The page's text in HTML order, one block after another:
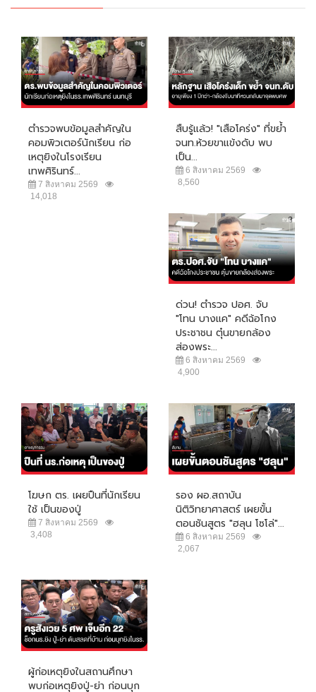
ตำรวจพบข้อมูลสำคัญใน
คอมพิวเตอร์นักเรียน ก่อ
เหตุยิงในโรงเรียน
เทพศิรินทร์...
7 สิงหาคม 2569
14,018
สืบรู้แล้ว! "เสือโคร่ง" ที่ขย้ำ
จนท.ห้วยขาแข้งดับ พบ
เป็น...
6 สิงหาคม 2569
8,560
ด่วน! ตำรวจ ปอศ. จับ
"โทน บางแค" คดีฉ้อโกง
ประชาชน ตุ๋นขายกล้อง
ส่องพระ...
6 สิงหาคม 2569
4,900
โฆษก ตร. เผยปืนที่นักเรียน
ใช้ เป็นของปู่
7 สิงหาคม 2569
3,408
รอง ผอ.สถาบัน
นิติวิทยาศาสตร์ เผยขั้น
ตอนชันสูตร "ฮลุน โซโล่"...
6 สิงหาคม 2569
2,067
ผู้ก่อเหตุยิงในสถานศึกษา
พบก่อเหตุยิงปู่-ย่า ก่อนบุก